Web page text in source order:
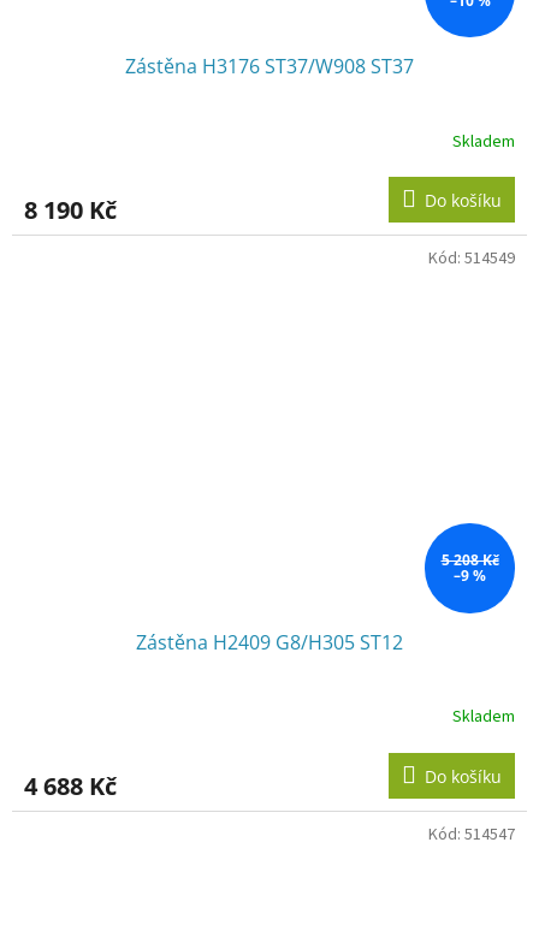
Zástěna H3176 ST37/W908 ST37
Skladem
8 190 Kč Do košíku
5 208 Kč
–9 %
Zástěna H2409 G8/H305 ST12
Skladem
4 688 Kč Do košíku
Kód: 514549
Kód: 514547